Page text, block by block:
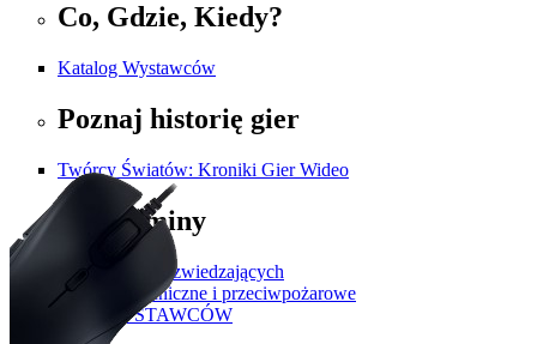
Co, Gdzie, Kiedy?
Katalog Wystawców
Poznaj historię gier
Twórcy Światów: Kroniki Gier Wideo
Regulaminy
Regulamin dla zwiedzających
Przepisy techniczne i przeciwpożarowe
DLA WYSTAWCÓW